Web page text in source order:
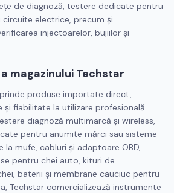
de diagnoză, testere dedicate pentru
electrice, precum și
injectoarelor, bujiilor și
magazinului Techstar
produse importate direct,
fiabilitate la utilizare profesională.
diagnoză multimarcă și wireless,
pentru anumite mărci sau sisteme
la mufe, cabluri și adaptoare OBD,
pentru chei auto, kituri de
baterii și membrane cauciuc pentru
Techstar comercializează instrumente